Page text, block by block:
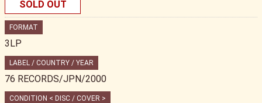
SOLD OUT
FORMAT
3LP
LABEL / COUNTRY / YEAR
76 RECORDS/JPN/2000
CONDITION < DISC / COVER >